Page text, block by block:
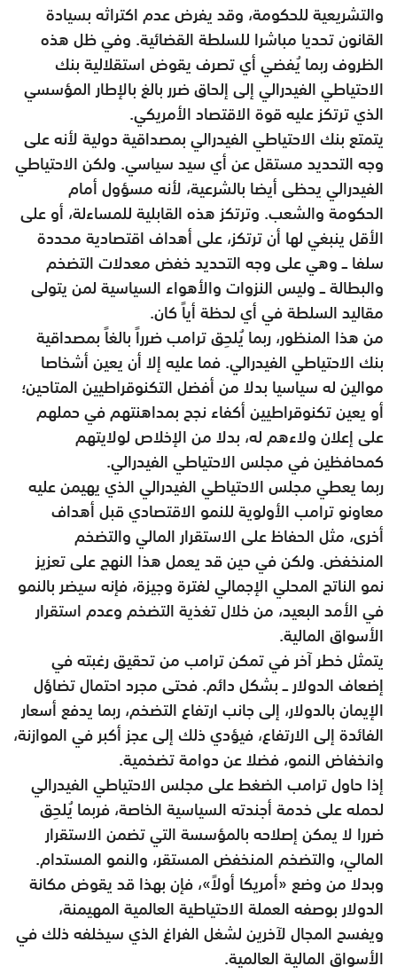
والتشريعية للحكومة، وقد يفرض عدم اكتراثه بسيادة
القانون تحديا مباشرا للسلطة القضائية. وفي ظل هذه
الظروف ربما يُفضي أي تصرف يقوض استقلالية بنك
الاحتياطي الفيدرالي إلى إلحاق ضرر بالغ بالإطار المؤسسي
الذي ترتكز عليه قوة الاقتصاد الأمريكي.
يتمتع بنك الاحتياطي الفيدرالي بمصداقية دولية لأنه على
وجه التحديد مستقل عن أي سيد سياسي. ولكن الاحتياطي
الفيدرالي يحظى أيضا بالشرعية، لأنه مسؤول أمام
الحكومة والشعب. وترتكز هذه القابلية للمساءلة، أو على
الأقل ينبغي لها أن ترتكز، على أهداف اقتصادية محددة
سلفا ــ وهي على وجه التحديد خفض معدلات التضخم
والبطالة ــ وليس النزوات والأهواء السياسية لمن يتولى
مقاليد السلطة في أي لحظة أياً كان.
من هذا المنظور، ربما يُلحِق ترامب ضرراً بالغاً بمصداقية
بنك الاحتياطي الفيدرالي. فما عليه إلا أن يعين أشخاصا
موالين له سياسيا بدلا من أفضل التكنوقراطيين المتاحين؛
أو يعين تكنوقراطيين أكفاء نجح بمداهنتهم في حملهم
على إعلان ولاءهم له، بدلا من الإخلاص لولايتهم
كمحافظين في مجلس الاحتياطي الفيدرالي.
ربما يعطي مجلس الاحتياطي الفيدرالي الذي يهيمن عليه
معاونو ترامب الأولوية للنمو الاقتصادي قبل أهداف
أخرى، مثل الحفاظ على الاستقرار المالي والتضخم
المنخفض. ولكن في حين قد يعمل هذا النهج على تعزيز
نمو الناتج المحلي الإجمالي لفترة وجيزة، فإنه سيضر بالنمو
في الأمد البعيد، من خلال تغذية التضخم وعدم استقرار
الأسواق المالية.
يتمثل خطر آخر في تمكن ترامب من تحقيق رغبته في
إضعاف الدولار ــ بشكل دائم. فحتى مجرد احتمال تضاؤل
الإيمان بالدولار، إلى جانب ارتفاع التضخم، ربما يدفع أسعار
الفائدة إلى الارتفاع، فيؤدي ذلك إلى عجز أكبر في الموازنة،
وانخفاض النمو، فضلا عن دوامة تضخمية.
إذا حاول ترامب الضغط على مجلس الاحتياطي الفيدرالي
لحمله على خدمة أجندته السياسية الخاصة، فربما يُلحِق
ضررا لا يمكن إصلاحه بالمؤسسة التي تضمن الاستقرار
المالي، والتضخم المنخفض المستقر، والنمو المستدام.
وبدلا من وضع «أمريكا أولاً»، فإن بهذا قد يقوض مكانة
الدولار بوصفه العملة الاحتياطية العالمية المهيمنة،
ويفسح المجال لآخرين لشغل الفراغ الذي سيخلفه ذلك في
الأسواق المالية العالمية.